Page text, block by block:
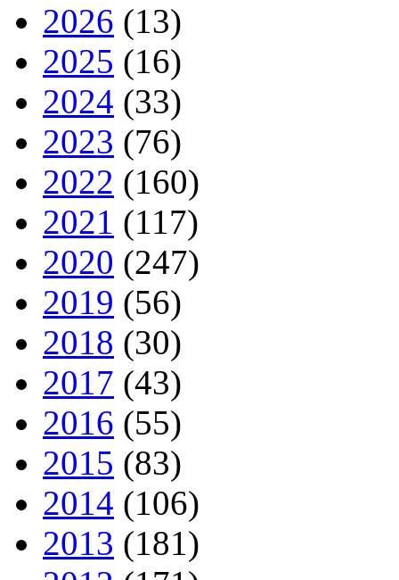
2026 (13)
2025 (16)
2024 (33)
2023 (76)
2022 (160)
2021 (117)
2020 (247)
2019 (56)
2018 (30)
2017 (43)
2016 (55)
2015 (83)
2014 (106)
2013 (181)